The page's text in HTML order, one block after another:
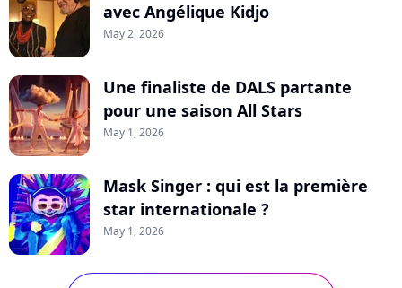
avec Angélique Kidjo
May 2, 2026
Une finaliste de DALS partante
pour une saison All Stars
May 1, 2026
Mask Singer : qui est la première
star internationale ?
May 1, 2026